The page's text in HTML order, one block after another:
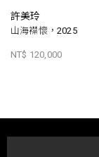
許美玲
山海襟懷，2025
NT$ 120,000